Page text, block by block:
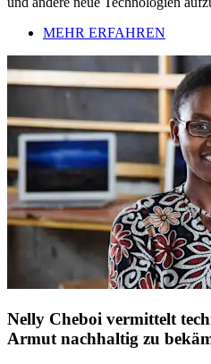
MEHR ERFAHREN
Nelly Cheboi vermittelt
Armut nachhaltig zu